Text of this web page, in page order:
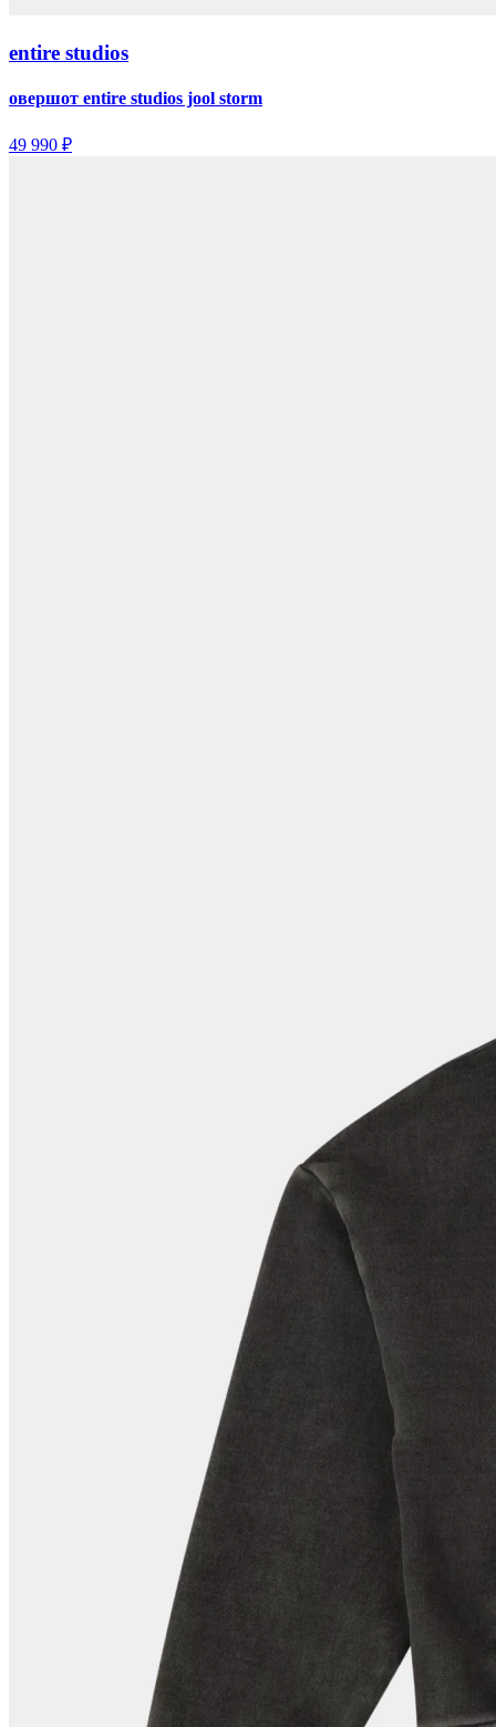
entire studios
овершот entire studios jool storm
49 990 ₽